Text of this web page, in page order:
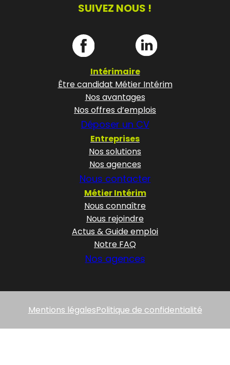
SUIVEZ NOUS !
Intérimaire
Être candidat Métier Intérim
Nos avantages
Nos offres d’emplois
Déposer un CV
Entreprises
Nos solutions
Nos agences
Nous contacter
Métier Intérim
Nous connaître
Nous rejoindre
Actus & Guide emploi
Notre FAQ
Nos agences
Mentions légalesPolitique de confidentialité